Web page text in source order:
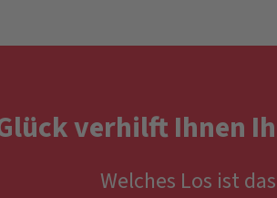
verhilft Ihnen
Welches Los ist